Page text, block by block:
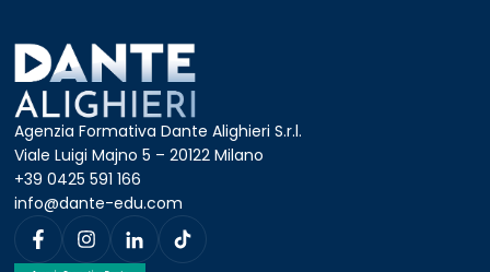
Agenzia Formativa Dante Alighieri S.r.l.
Viale Luigi Majno 5 – 20122 Milano
+39 0425 591 166
info@dante-edu.com